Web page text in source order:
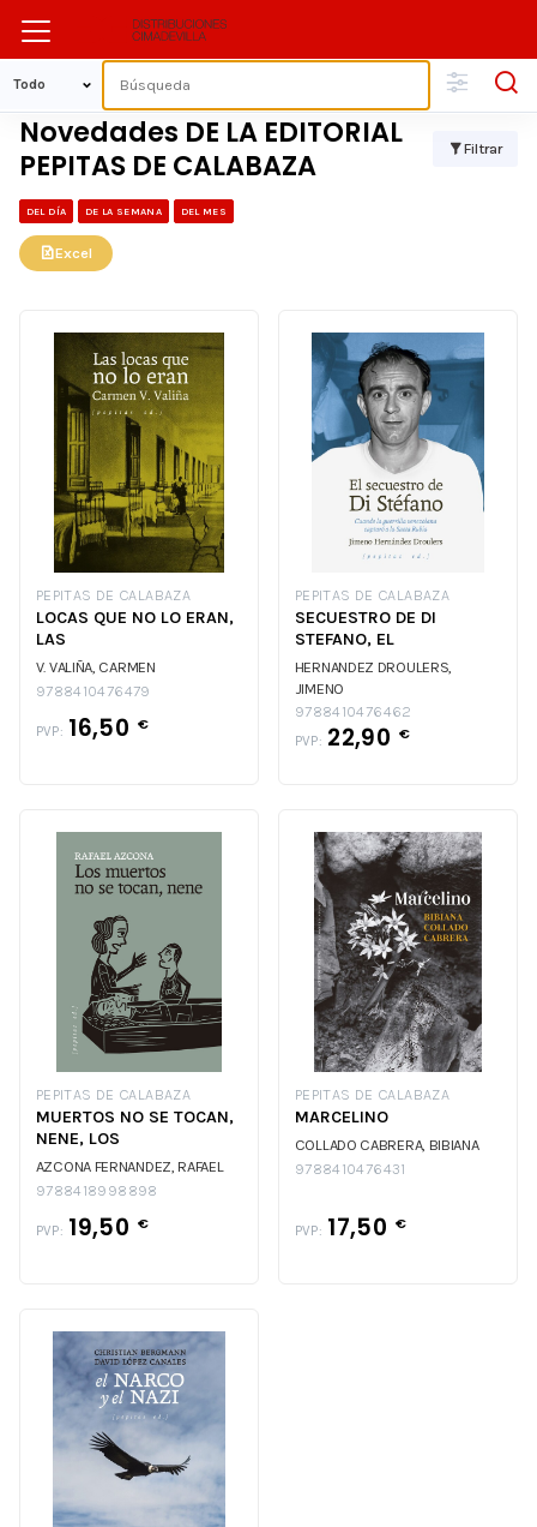
Novedades DE LA EDITORIAL
PEPITAS DE CALABAZA
Filtrar
DEL DÍA DE LA SEMANA DEL MES
Excel
PEPITAS DE CALABAZA
LOCAS QUE NO LO ERAN,
LAS
V. VALIÑA, CARMEN
9788410476479
PVP: 16,50 €
PEPITAS DE CALABAZA
SECUESTRO DE DI
STEFANO, EL
HERNANDEZ DROULERS,
JIMENO
9788410476462
PVP: 22,90 €
PEPITAS DE CALABAZA
MUERTOS NO SE TOCAN,
NENE, LOS
AZCONA FERNANDEZ, RAFAEL
9788418998898
PVP: 19,50 €
PEPITAS DE CALABAZA
MARCELINO
COLLADO CABRERA, BIBIANA
9788410476431
PVP: 17,50 €